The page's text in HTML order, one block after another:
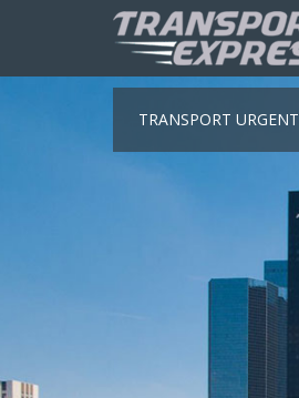
TRANSPORT URGENT